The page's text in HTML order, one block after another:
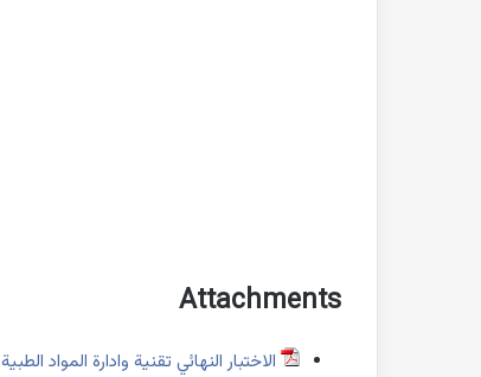
Attachments
الاختبار النهائي تقنية وادارة المواد الطبية